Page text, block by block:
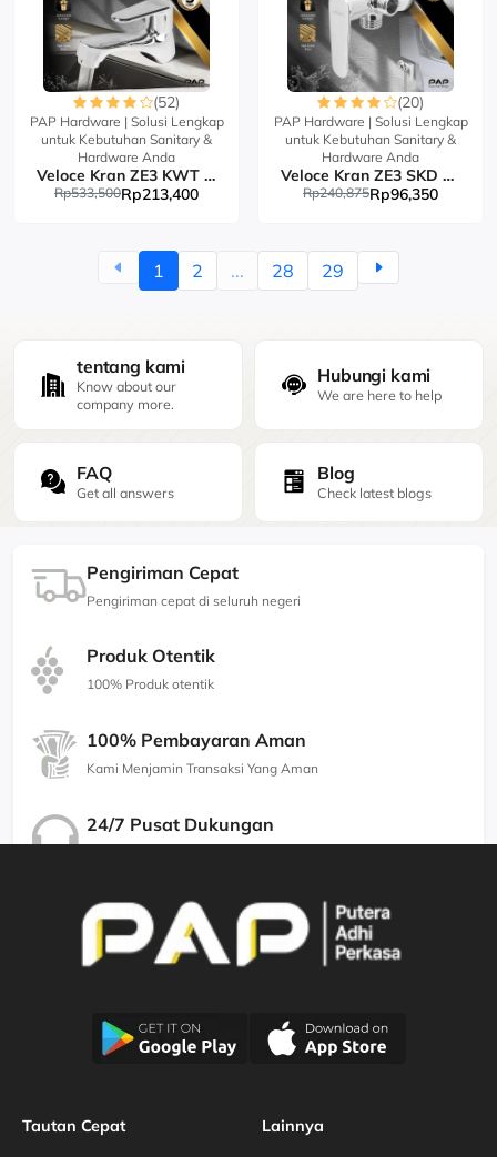
(52)
PAP Hardware | Solusi Lengkap
untuk Kebutuhan Sanitary &
Hardware Anda
Veloce Kran ZE3 KWT Brass
Rp533,500Rp213,400
(20)
PAP Hardware | Solusi Lengkap
untuk Kebutuhan Sanitary &
Hardware Anda
Veloce Kran ZE3 SKD Brass
Rp240,875Rp96,350
1 2 ... 28 29
tentang kami
Know about our
company more.
Hubungi kami
We are here to help
FAQ
Get all answers
Blog
Check latest blogs
Pengiriman Cepat
Pengiriman cepat di seluruh negeri
Produk Otentik
100% Produk otentik
100% Pembayaran Aman
Kami Menjamin Transaksi Yang Aman
24/7 Pusat Dukungan
Tautan Cepat Lainnya